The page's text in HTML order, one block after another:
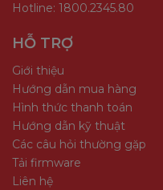
Hotline: 1800.2345.80
HỖ TRỢ
Giới thiệu
Hướng dẫn mua hàng
Hình thức thanh toán
Hướng dẫn kỹ thuật
Các câu hỏi thường gặp
Tải firmware
Liên hệ